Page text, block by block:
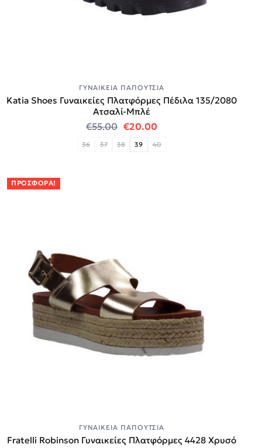
ΓΥΝΑΙΚΕΊΑ ΠΑΠΟΎΤΣΙΑ
Katia Shoes Γυναικείες Πλατφόρμες Πέδιλα 135/2080
Ατσαλί-Μπλέ
€55.00 Original price was: €55.00.
€20.00Η τρέχουσα τιμή
36 37 38 39 40
ΠΡΟΣΦΟΡΆ!
ΓΥΝΑΙΚΕΊΑ ΠΑΠΟΎΤΣΙΑ
Fratelli Robinson Γυναικείες Πλατφόρμες 4428 Χρυσό